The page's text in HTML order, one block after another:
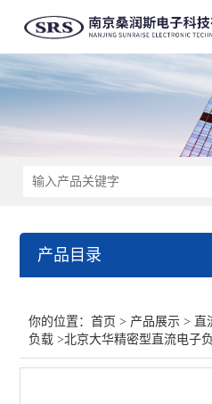
产品目录
高精度电子负载
你的位置：首页 > 产品展示 > 直
负载 >北京大华精密型直流电子